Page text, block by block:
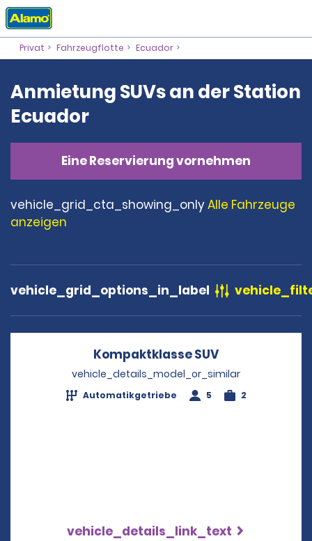
Privat Fahrzeugflotte Ecuador
Anmietung SUVs an der Station
Ecuador
Eine Reservierung vornehmen
vehicle_grid_cta_showing_onlyAlle Fahrzeuge
anzeigen
vehicle_grid_options_in_label
Kompaktklasse SUV
vehicle_details_model_or_similar
Automatikgetriebe 5 2
vehicle_details_link_text